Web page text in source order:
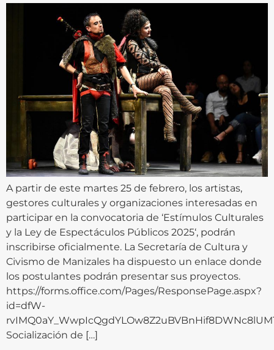
A partir de este martes 25 de febrero, los artistas,
gestores culturales y organizaciones interesadas en
participar en la convocatoria de ‘Estímulos Culturales
y la Ley de Espectáculos Públicos 2025‘, podrán
inscribirse oficialmente. La Secretaría de Cultura y
Civismo de Manizales ha dispuesto un enlace donde
los postulantes podrán presentar sus proyectos.
https://forms.office.com/Pages/ResponsePage.aspx?
id=dfW-
Socialización de […]